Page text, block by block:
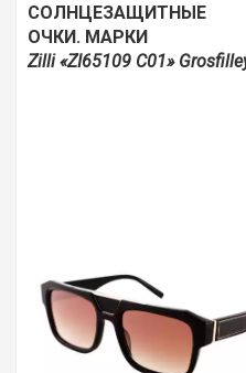
СОЛНЦЕЗАЩИТНЫЕ
ОЧКИ.
Zilli «ZI65109 C01»